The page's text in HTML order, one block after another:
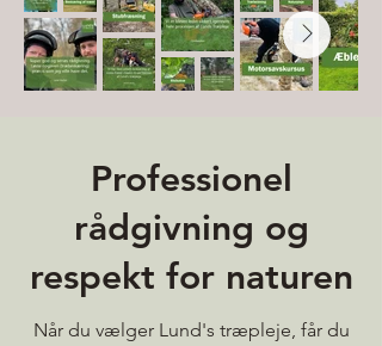
Professionel
rådgivning og
respekt for naturen
Når du vælger Lund's træpleje, får du